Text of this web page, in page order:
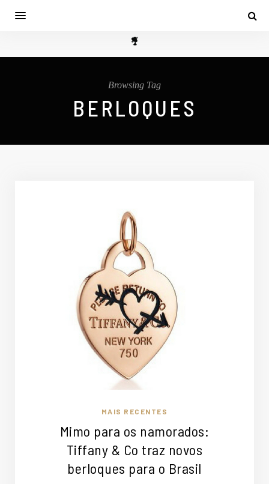
Browsing Tag
BERLOQUES
MAIS RECENTES
Mimo para os namorados:
Tiffany & Co traz novos
berloques para o Brasil